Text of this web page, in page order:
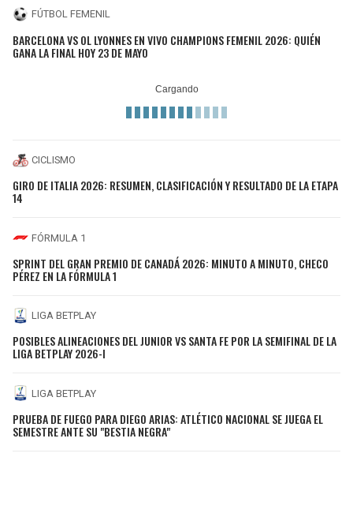
FÚTBOL FEMENIL
BARCELONA VS OL LYONNES EN VIVO CHAMPIONS FEMENIL 2026: QUIÉN
GANA LA FINAL HOY 23 DE MAYO
CICLISMO
GIRO DE ITALIA 2026: RESUMEN, CLASIFICACIÓN Y RESULTADO DE LA ETAPA
14
FÓRMULA 1
SPRINT DEL GRAN PREMIO DE CANADÁ 2026: MINUTO A MINUTO, CHECO
PÉREZ EN LA FÓRMULA 1
LIGA BETPLAY
POSIBLES ALINEACIONES DEL JUNIOR VS SANTA FE POR LA SEMIFINAL DE LA
LIGA BETPLAY 2026-I
LIGA BETPLAY
PRUEBA DE FUEGO PARA DIEGO ARIAS: ATLÉTICO NACIONAL SE JUEGA EL
SEMESTRE ANTE SU "BESTIA NEGRA"